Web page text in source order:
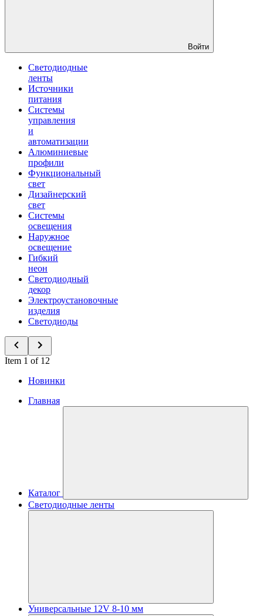
Войти
Светодиодные
ленты
Источники
питания
Системы
управления
и
автоматизации
Алюминиевые
профили
Функциональный
свет
Дизайнерский
свет
Системы
освещения
Наружное
освещение
Гибкий
неон
Светодиодный
декор
Электроустановочные
изделия
Светодиоды
Item 1 of 12
Новинки
Главная
Каталог
Светодиодные ленты
Универсальные 12V 8-10 мм